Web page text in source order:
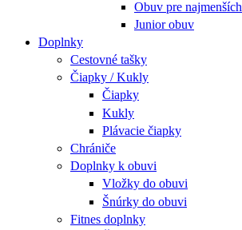
Obuv pre najmenších
Junior obuv
Doplnky
Cestovné tašky
Čiapky / Kukly
Čiapky
Kukly
Plávacie čiapky
Chrániče
Doplnky k obuvi
Vložky do obuvi
Šnúrky do obuvi
Fitnes doplnky